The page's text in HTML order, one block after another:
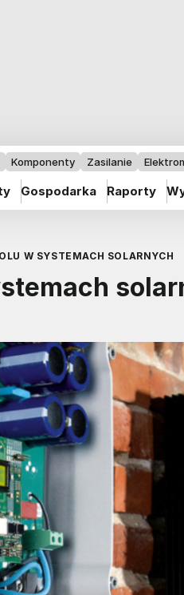
Komponenty Zasilanie
Gospodarka Raporty
W SYSTEMACH SOLARNYCH